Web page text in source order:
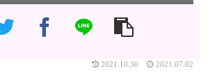
2021.10.30 2021.07.02